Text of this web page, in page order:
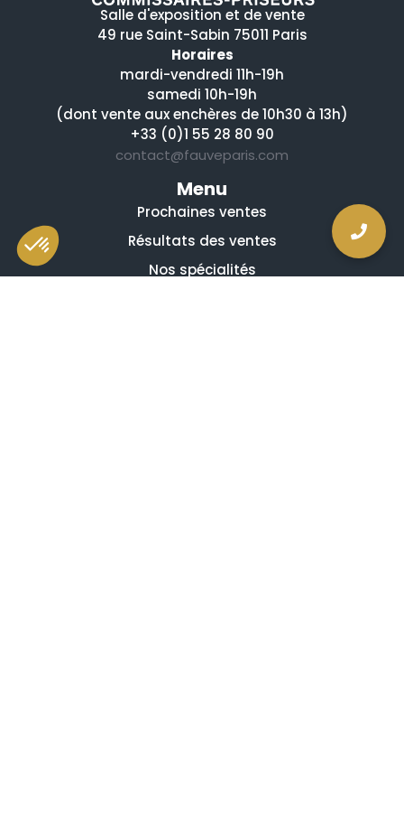
Salle d'exposition et de vente
49 rue Saint-Sabin 75011 Paris
Horaires
mardi-vendredi 11h-19h
samedi 10h-19h
(dont vente aux enchères de 10h30 à 13h)
+33 (0)1 55 28 80 90
contact@fauveparis.com
Menu
Prochaines ventes
Résultats des ventes
Nos spécialités